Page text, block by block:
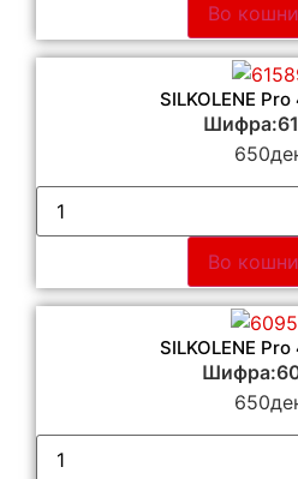
Во
SILKOLENE
650
Во
SILKOLENE
650